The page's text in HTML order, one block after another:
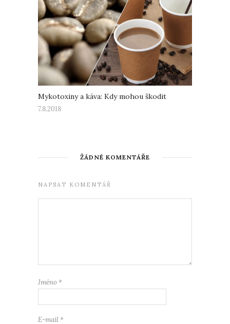
Mykotoxiny a káva: Kdy mohou škodit
7.8.2018
ŽÁDNÉ KOMENTÁŘE
NAPSAT KOMENTÁŘ
Jméno *
E-mail *